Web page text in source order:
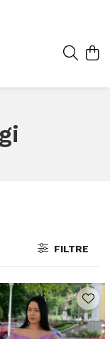
FILTRE